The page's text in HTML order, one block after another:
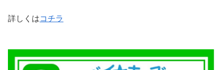
詳しくはコチラ